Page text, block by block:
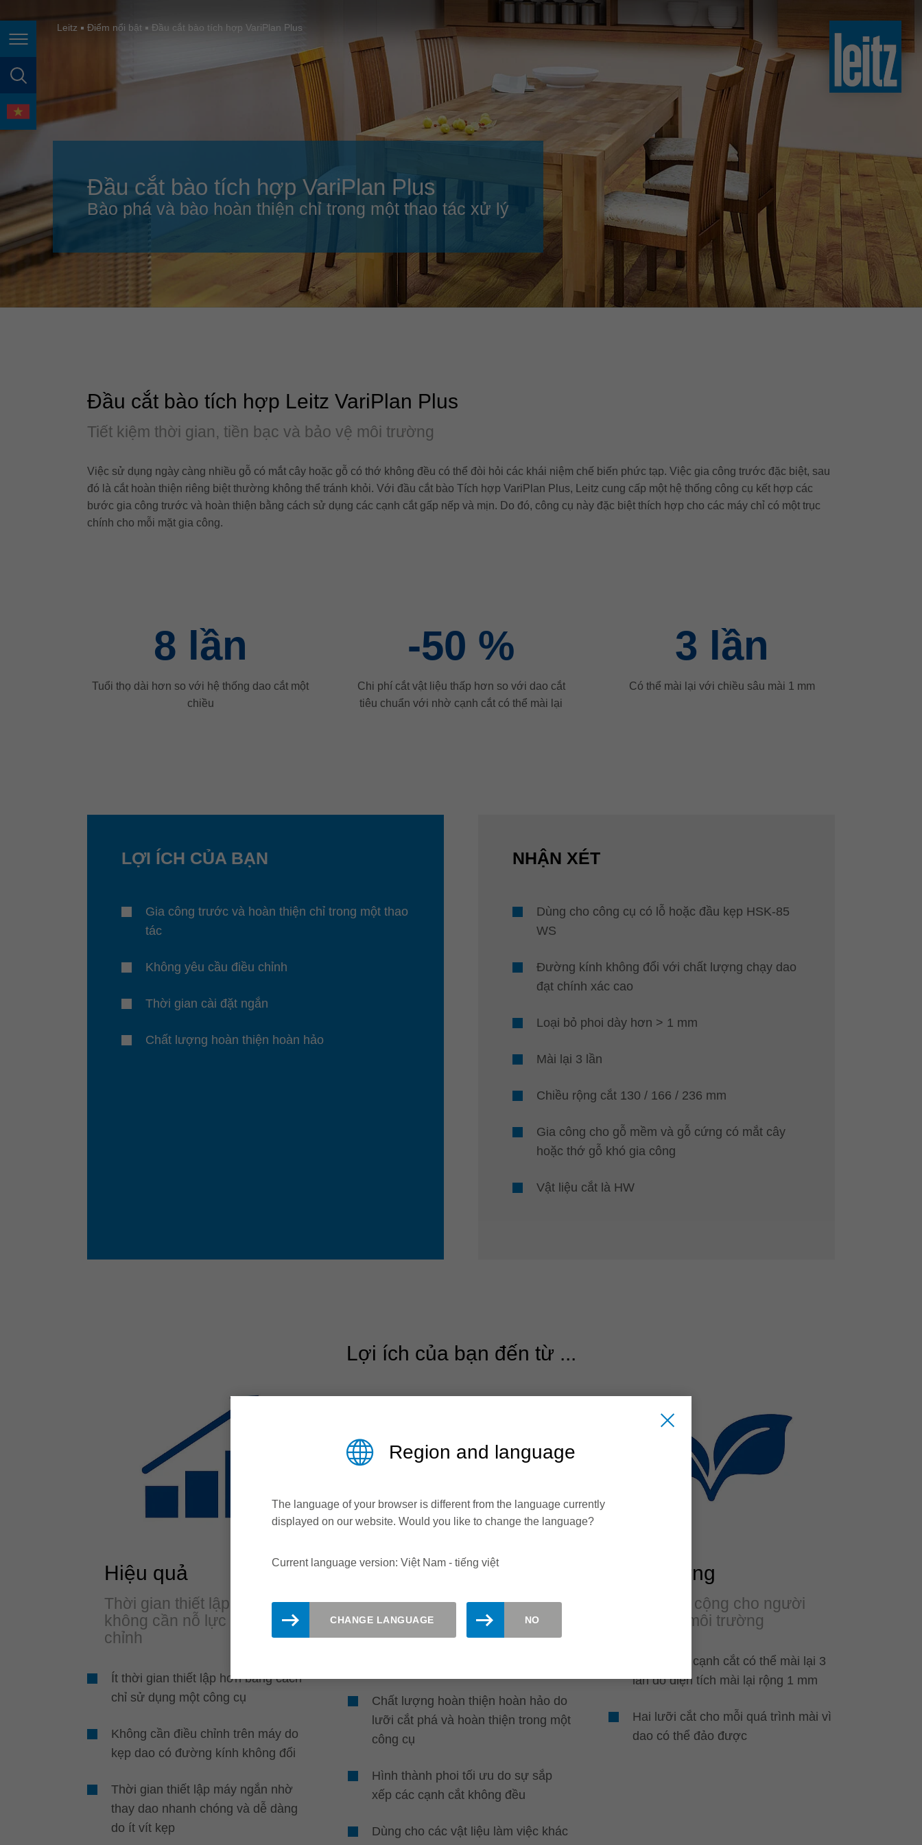
tìm kiếm trang
ngôn ngữ
France
Great Britain english
italiano
english
Japan (日本) 日本語
english
Magyarország magyar
Malaysia
México
Suomi english
Türkiye türkçe
Việt Nam tiếng việt
ประเทศไทย ไทย
Україна yкраїнська
Leitz Điểm nổi bật Đầu cắt bào tích hợp VariPlan Plus
Đầu cắt bào tích hợp VariPlan Plus
Bào phá và bào hoàn thiện chỉ trong một thao tác xử lý
Đầu cắt bào tích hợp Leitz VariPlan Plus
Tiết kiệm thời gian, tiền bạc và bảo vệ môi trường
Việc sử dụng ngày càng nhiều gỗ có mắt cây hoặc gỗ có thớ không đều có thể đòi hỏi các khái niệm chế biến phức tạp. Việc gia công trước đặc biệt, sau
đó là cắt hoàn thiện riêng biệt thường không thể tránh khỏi. Với đầu cắt bào Tích hợp VariPlan Plus, Leitz cung cấp một hệ thống công cụ kết hợp các
bước gia công trước và hoàn thiện bằng cách sử dụng các cạnh cắt gấp nếp và mịn. Do đó, công cụ này đặc biệt thích hợp cho các máy chỉ có một trục
chính cho mỗi mặt gia công.
8 lần
Tuổi thọ dài hơn so với hệ thống dao cắt một
chiều
-50 %
Chi phí cắt vật liệu thấp hơn so với dao cắt
tiêu chuẩn với nhờ cạnh cắt có thể mài lại
3 lần
Có thể mài lại với chiều sâu mài 1 mm
LỢI ÍCH CỦA BẠN
Gia công trước và hoàn thiện chỉ trong một thao
tác
Không yêu cầu điều chỉnh
Thời gian cài đặt ngắn
Chất lượng hoàn thiện hoàn hảo
NHẬN XÉT
Dùng cho công cụ có lỗ hoặc đầu kẹp HSK-85
WS
Đường kính không đổi với chất lượng chạy dao
đạt chính xác cao
Loại bỏ phoi dày hơn > 1 mm
Mài lại 3 lần
Chiều rộng cắt 130 / 166 / 236 mm
Gia công cho gỗ mềm và gỗ cứng có mắt cây
hoặc thớ gỗ khó gia công
Vật liệu cắt là HW
Lợi ích của bạn đến từ ...
Hiệu quả
Thời gian thiết lập ngắn và
không cần nỗ lực điều
chỉnh
Ít thời gian thiết lập hơn bằng cách
chỉ sử dụng một công cụ
Không cần điều chỉnh trên máy do
kẹp dao có đường kính không đổi
Thời gian thiết lập máy ngắn nhờ
thay dao nhanh chóng và dễ dàng
do ít vít kẹp
Chất lượng và Linh
Chất lượng hoàn thiện
hoàn hảo và các tùy chọn
Chất lượng hoàn thiện hoàn hảo do
lưỡi cắt phá và hoàn thiện trong một
công cụ
Hình thành phoi tối ưu do sự sắp
xếp các cạnh cắt không đều
Dùng cho các vật liệu làm việc khác
Bền vững
Một điểm cộng cho người
dùng và môi trường
Tất cả các cạnh cắt có thể mài lại 3
lần do diện tích mài lại rộng 1 mm
Hai lưỡi cắt cho mỗi quá trình mài vì
dao có thể đảo được
Region and language
The language of your browser is different from the language currently
displayed on our website. Would you like to change the language?
Current language version: Việt Nam - tiếng việt
CHANGE LANGUAGE NO